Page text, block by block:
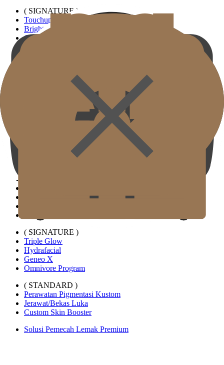
( SIGNATURE )
Touchup Kiss
Bright Eyes
Custom Forehead Filler
Filler Bawah Mata Kustom
Filler Telinga Elf
Penghapus Garis Leher
( STANDARD )
( SIGNATURE )
Triple Glow
Hydrafacial
Geneo X
Omnivore Program
( STANDARD )
Perawatan Pigmentasi Kustom
Jerawat/Bekas Luka
Custom Skin Booster
Solusi Pemecah Lemak Premium